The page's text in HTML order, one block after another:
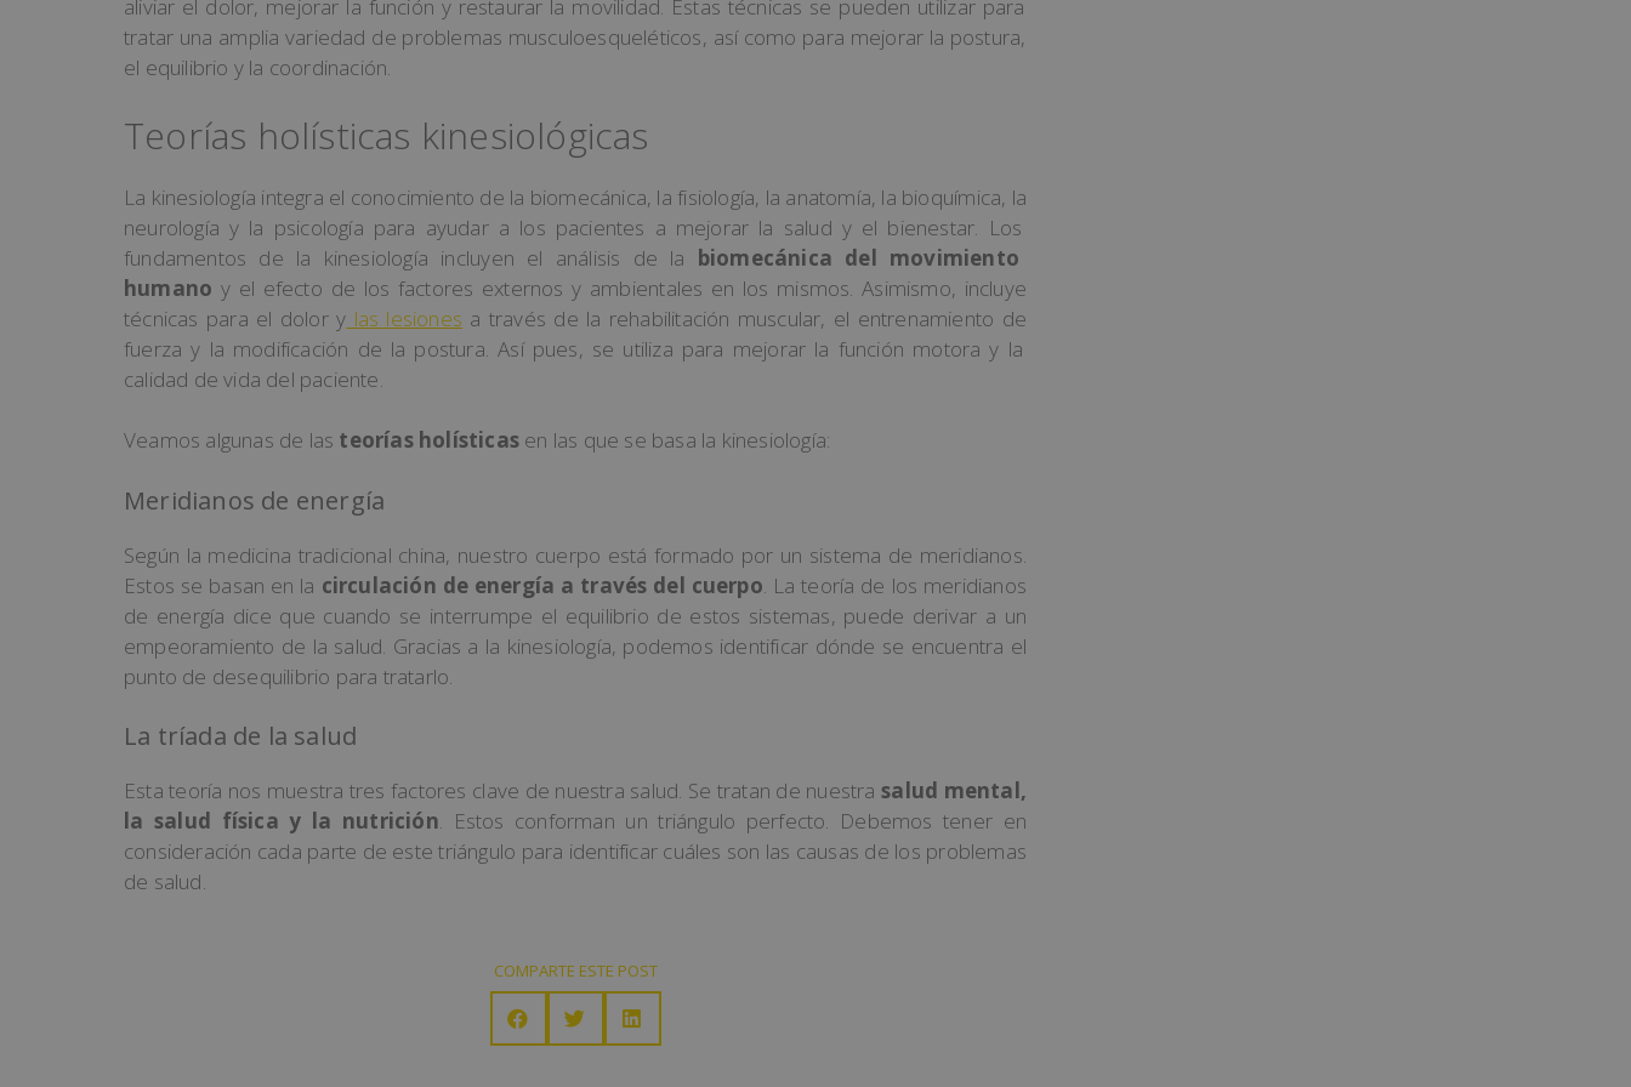
aliviar el dolor, mejorar la función yrestaurar la movilidad. Estas técnicas se pueden utilizarpara
tratar una amplia variedad de problemas musculoesqueléticos, asícomo para mejorar la postura,
el equilibrio y la coordinación.
Teorías holísticas kinesiológicas
La kinesiología integra el conocimiento de la biomecánica, la fisiología, la anatomía, la bioquímica, la
neurología y la psicología para ayudara los pacientes a mejorar la salud yel bienestar. Los
fundamentos de la kinesiología incluyen el análisis de la biomecánica del movimiento
humano y el efecto de los factores externos y ambientales en los mismos. Asimismo, incluye
técnicas para el dolory las lesiones a través de la rehabilitación muscular, el entrenamiento de
fuerza y la modificación de la postura. Así pues, se utiliza para mejorar la función motora y la
calidad de vida del paciente.
Veamos algunas de las teorías holísticas en las que se basa la kinesiología:
Meridianos de energía
Según la medicina tradicional china, nuestro cuerpo está formado por un sistema de meridianos.
Estos se basan en la circulación de energía a través del cuerpo. La teoría de los meridianos
de energía dice que cuando se interrumpe el equilibrio de estos sistemas, puede derivar a un
empeoramiento de la salud. Gracias a la kinesiología, podemos identificar dónde se encuentra el
punto de desequilibrio para tratarlo.
La tríada de la salud
Esta teoría nos muestra tres factores clave de nuestra salud. Se tratan de nuestrasalud mental,
la salud física y la nutrición. Estos conforman un triángulo perfecto. Debemos tener en
consideración cada parte de este triángulo para identificar cuáles son las causas de los problemas
de salud.
COMPARTE ESTE POST